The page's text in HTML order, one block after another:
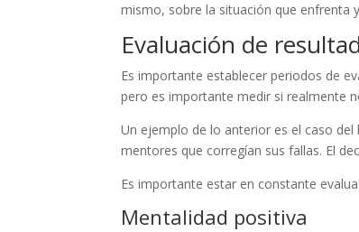
mismo, sobre la situación que enfrenta
Evaluación de
Es importante establecer periodos de
pero es importante medir si realmente
Un ejemplo de lo anterior es el caso
mentores que corregían sus fallas. El
Es importante estar en constante
Mentalidad positiva